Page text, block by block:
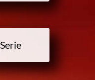
Serie